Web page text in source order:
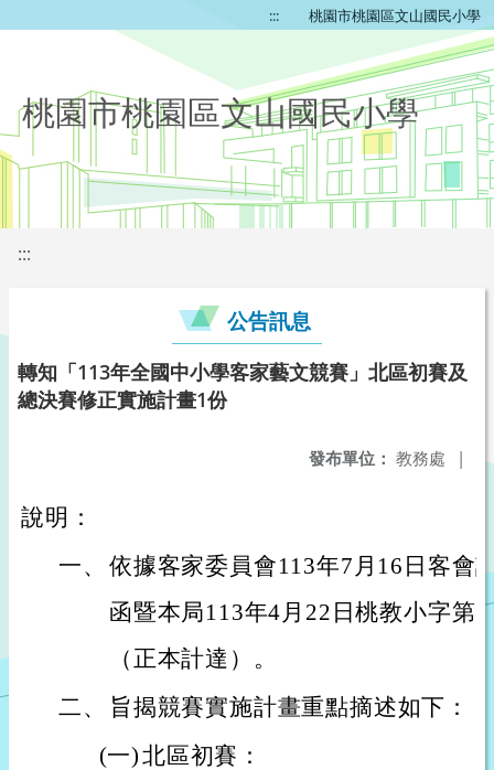
::: 桃園市桃園區文山國民小學
桃園市桃園區文山國民小學
:::
公告訊息
轉知「113年全國中小學客家藝文競賽」北區初賽及
總決賽修正實施計畫1份
發布單位： 教務處 |
說明：
一、 依據客家委員會113年7月16日客會
函暨本局113年4月22日桃教小字第
（正本計達）。
二、
旨揭競賽實施計畫重點摘述如下：
(一)北區初賽：